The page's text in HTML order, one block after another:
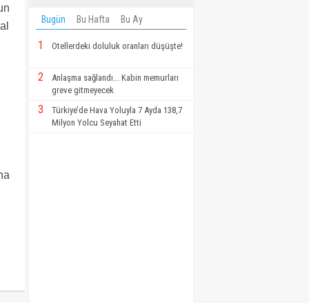
Bugün Bu Hafta Bu Ay
1 Otellerdeki doluluk oranları düşüşte!
2
Anlaşma sağlandı... Kabin memurları
greve gitmeyecek
3
Türkiye’de Hava Yoluyla 7 Ayda 138,7
Milyon Yolcu Seyahat Etti